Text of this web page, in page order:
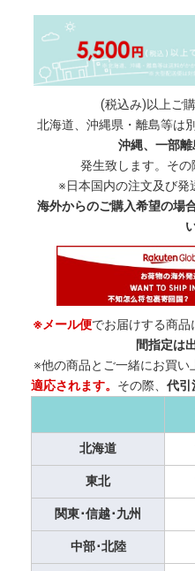
(税込み)以上ご
北海道、沖縄県・離島等は
沖縄、一部
発生致します。その
※日本国内の注文及び発
海外からのご購入希望の場
※メール便でお届けする商品
間指定は
※他の商品とご一緒にお買い
適応されます。 その際、 代引
北海道
東北
関東･信越･九州
中部･北陸